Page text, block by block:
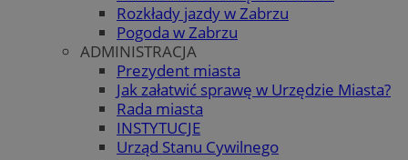
Rozkłady jazdy w Zabrzu
Pogoda w Zabrzu
ADMINISTRACJA
Prezydent miasta
Jak załatwić sprawę w Urzędzie Miasta?
Rada miasta
INSTYTUCJE
Urząd Stanu Cywilnego